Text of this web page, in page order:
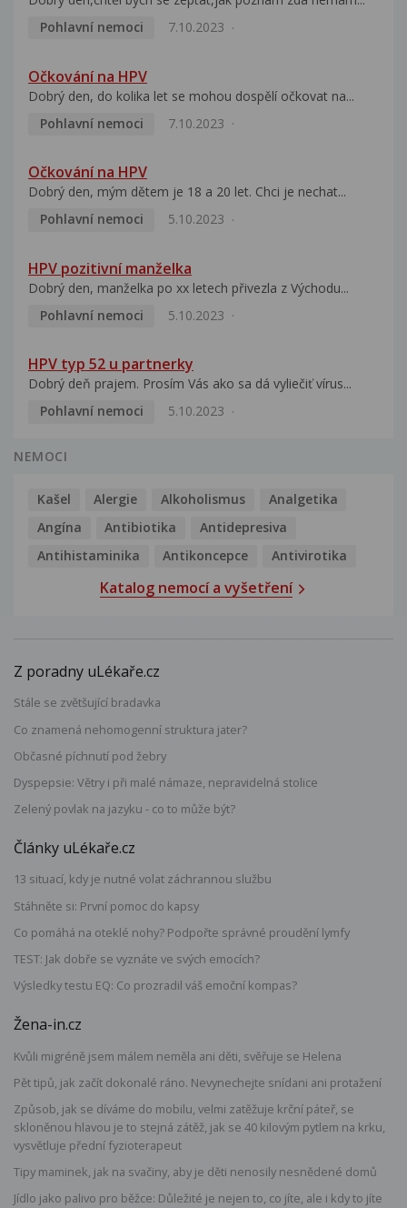
Pohlavní nemoci
7.10.2023
Očkování na HPV
Dobrý den, do kolika let se mohou dospělí očkovat na...
Pohlavní nemoci
7.10.2023
Očkování na HPV
Dobrý den, mým dětem je 18 a 20 let. Chci je nechat...
Pohlavní nemoci
5.10.2023
HPV pozitivní manželka
Dobrý den, manželka po xx letech přivezla z Východu...
Pohlavní nemoci
5.10.2023
HPV typ 52 u partnerky
Dobrý deň prajem. Prosím Vás ako sa dá vyliečiť vírus...
Pohlavní nemoci
5.10.2023
NEMOCI
Kašel Alergie Alkoholismus
Analgetika
Angína
Antibiotika
Antidepresiva
Antihistaminika
Antikoncepce Antivirotika
Katalog nemocí a vyšetření
Z poradny uLékaře.cz
Stále se zvětšující bradavka
Co znamená nehomogenní struktura jater?
Občasné píchnutí pod žebry
Dyspepsie: Větry i při malé námaze, nepravidelná stolice
Zelený povlak na jazyku - co to může být?
Články uLékaře.cz
13 situací, kdy je nutné volat záchrannou službu
Stáhněte si: První pomoc do kapsy
Co pomáhá na oteklé nohy? Podpořte správné proudění lymfy
TEST: Jak dobře se vyznáte ve svých emocích?
Výsledky testu EQ: Co prozradil váš emoční kompas?
Žena-in.cz
Kvůli migréně jsem málem neměla ani děti, svěřuje se Helena
Pět tipů, jak začít dokonalé ráno. Nevynechejte snídani ani protažení
Způsob, jak se díváme do mobilu, velmi zatěžuje krční páteř, se
skloněnou hlavou je to stejná zátěž, jak se 40 kilovým pytlem na krku,
vysvětluje přední fyzioterapeut
Tipy maminek, jak na svačiny, aby je děti nenosily nesnědené domů
Jídlo jako palivo pro běžce: Důležité je nejen to, co jíte, ale i kdy to jíte